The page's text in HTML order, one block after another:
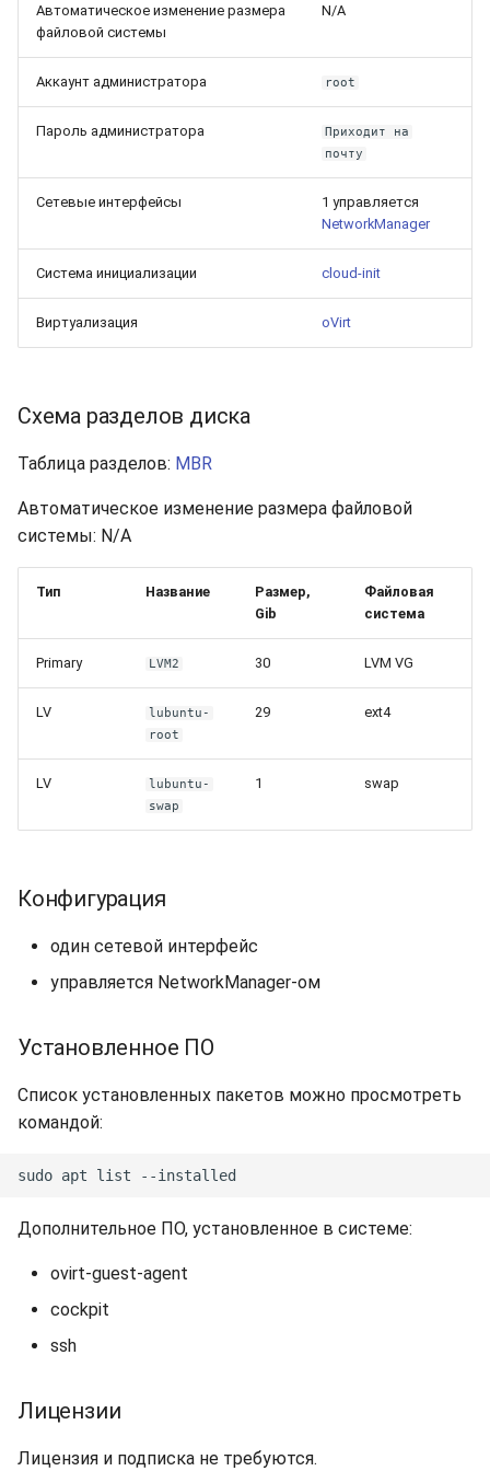
Автоматическое изменение размера
файловой системы
N/A
Аккаунт администратора root
Пароль администратора
Приходит на
почту
Сетевые интерфейсы
1 управляется
NetworkManager
Система инициализации cloud-init
Виртуализация oVirt
Схема разделов диска
Таблица разделов: MBR
Автоматическое изменение размера файловой
системы: N/A
Тип Название
Размер,
Gib
Файловая
система
Primary LVM2 30 LVM VG
LV
lubuntu-
root
29 ext4
LV
lubuntu-
swap
1 swap
Конфигурация
один сетевой интерфейс
управляется NetworkManager-ом
Установленное ПО
Список установленных пакетов можно просмотреть
командой:
Дополнительное ПО, установленное в системе:
ovirt-guest-agent
cockpit
ssh
Лицензии
Лицензия и подписка не требуются.